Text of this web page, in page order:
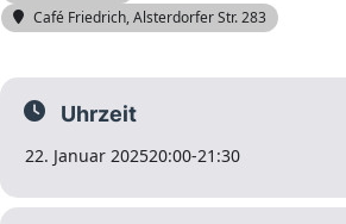
Café Friedrich, Alsterdorfer Str. 283
Uhrzeit
22. Januar 202520:00-21:30